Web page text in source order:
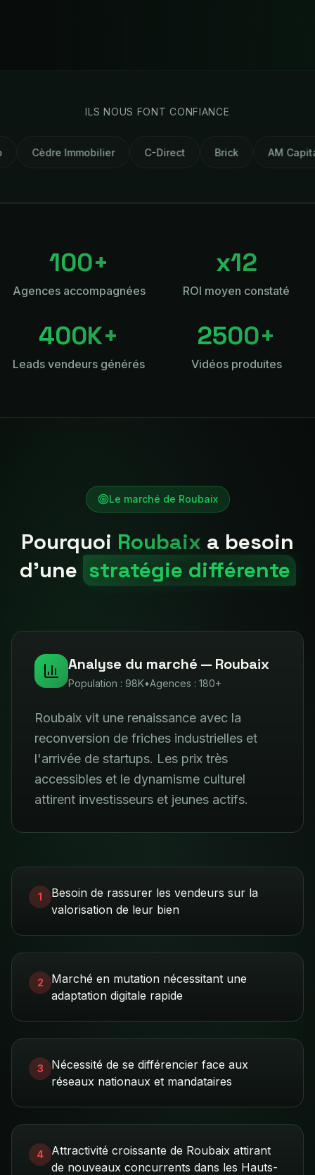
ILS NOUS FONT CONFIANCE
C-Direct Brick AM Capital
100+
Agences accompagnées
x12
ROI moyen constaté
400K+
Leads vendeurs générés
2500+
Vidéos produites
Le marché de Roubaix
Pourquoi Roubaix a besoin
d'une stratégie différente
Analyse du marché — Roubaix
Population : 98K•Agences : 180+
Roubaix vit une renaissance avec la
reconversion de friches industrielles et
l'arrivée de startups. Les prix très
accessibles et le dynamisme culturel
attirent investisseurs et jeunes actifs.
1
Besoin de rassurer les vendeurs sur la
valorisation de leur bien
2
Marché en mutation nécessitant une
adaptation digitale rapide
3
Nécessité de se différencier face aux
réseaux nationaux et mandataires
4
Attractivité croissante de Roubaix attirant
de nouveaux concurrents dans les Hauts-